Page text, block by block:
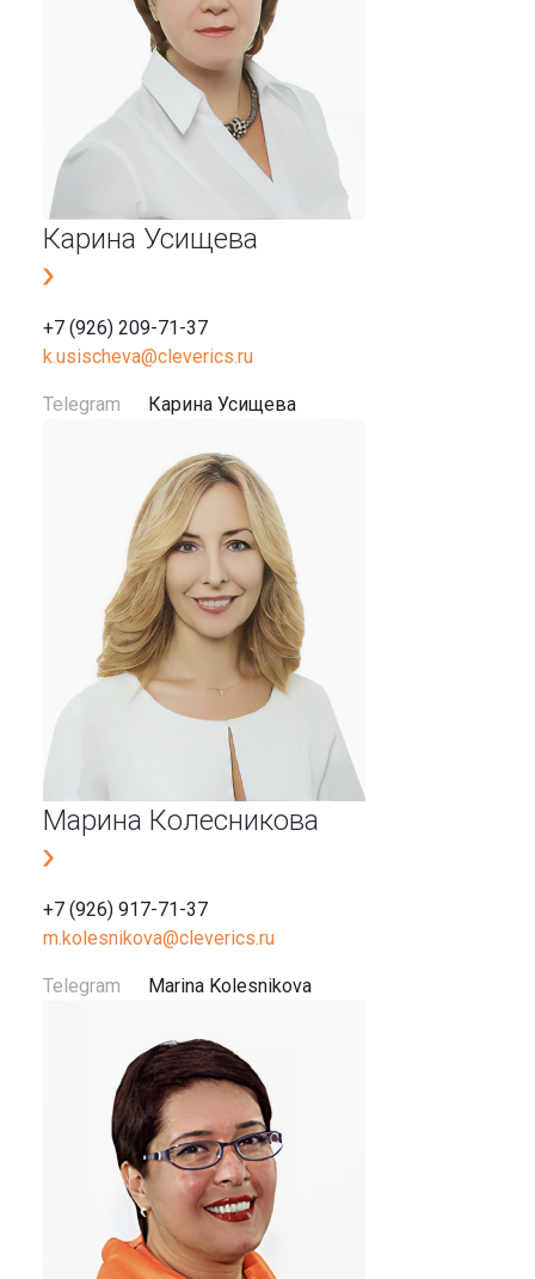
Карина Усищева
+7 (926) 209-71-37
k.usischeva@cleverics.ru
Telegram Карина Усищева
Марина Колесникова
+7 (926) 917-71-37
m.kolesnikova@cleverics.ru
Telegram Marina Kolesnikova